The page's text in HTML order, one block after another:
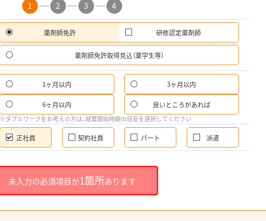
1 2 3 4
薬剤師免許 研修認定薬剤師
薬剤師免許取得見込（薬学生等）
1ヶ月以内 3ヶ月以内
6ヶ月以内 良いところがあれば
※ダブルワークをお考えの方は、就業開始時期の目安を選択してください
正社員 契約社員 パート 派遣
未入力の必須項目が1箇所あります